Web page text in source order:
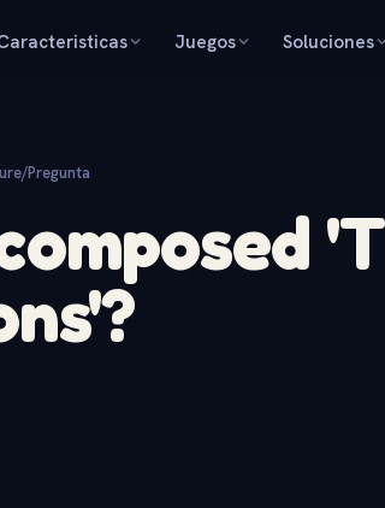
Juegos Soluciones
/Pregunta